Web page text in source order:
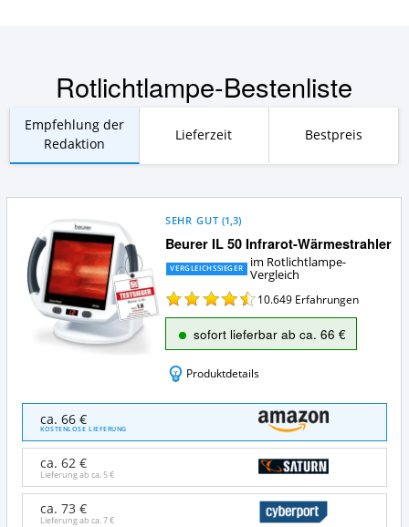
Rotlichtlampe-Bestenliste
Empfehlung der
Redaktion
Lieferzeit Bestpreis
Beurer IL 50 Infrarot-Wärmestrahler
SEHR GUT (1,3)
VERGLEICHSSIEGER
im Rotlichtlampe-
Vergleich
10.649 Erfahrungen
sofort lieferbar ab ca. 66 €
Produktdetails
50
Infrarot-
Wärmestrahler
Angebote:
ca. 66 €
KOSTENLOSE LIEFERUNG
ca. 62 €
Lieferung ab ca.5 €
ca. 73 €
Lieferung ab ca.7 €